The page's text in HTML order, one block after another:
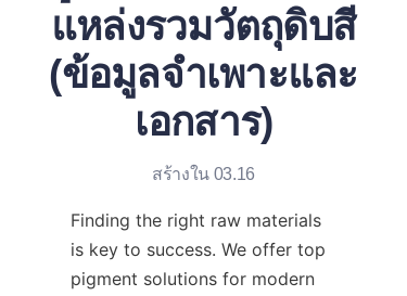
ความต้องการบริการ
เคมีภัณฑ์ของคุณ
แหล่งรวมวัตถุดิบสี
(ข้อมูลจำเพาะและ
เอกสาร)
สร้างใน 03.16
Finding the right raw materials
is key to success. We offer top
pigment solutions for modern
ข่าวสาร